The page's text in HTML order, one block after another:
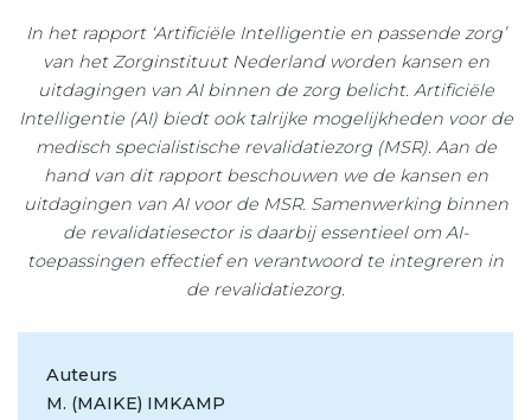
In het rapport ‘Artificiële Intelligentie en passende zorg’
van het Zorginstituut Nederland worden kansen en
uitdagingen van AI binnen de zorg belicht. Artificiële
Intelligentie (AI) biedt ook talrijke mogelijkheden voor de
medisch specialistische revalidatiezorg (MSR). Aan de
hand van dit rapport beschouwen we de kansen en
uitdagingen van AI voor de MSR. Samenwerking binnen
de revalidatiesector is daarbij essentieel om AI-
toepassingen effectief en verantwoord te integreren in
de revalidatiezorg.
Auteurs
M. (MAIKE) IMKAMP